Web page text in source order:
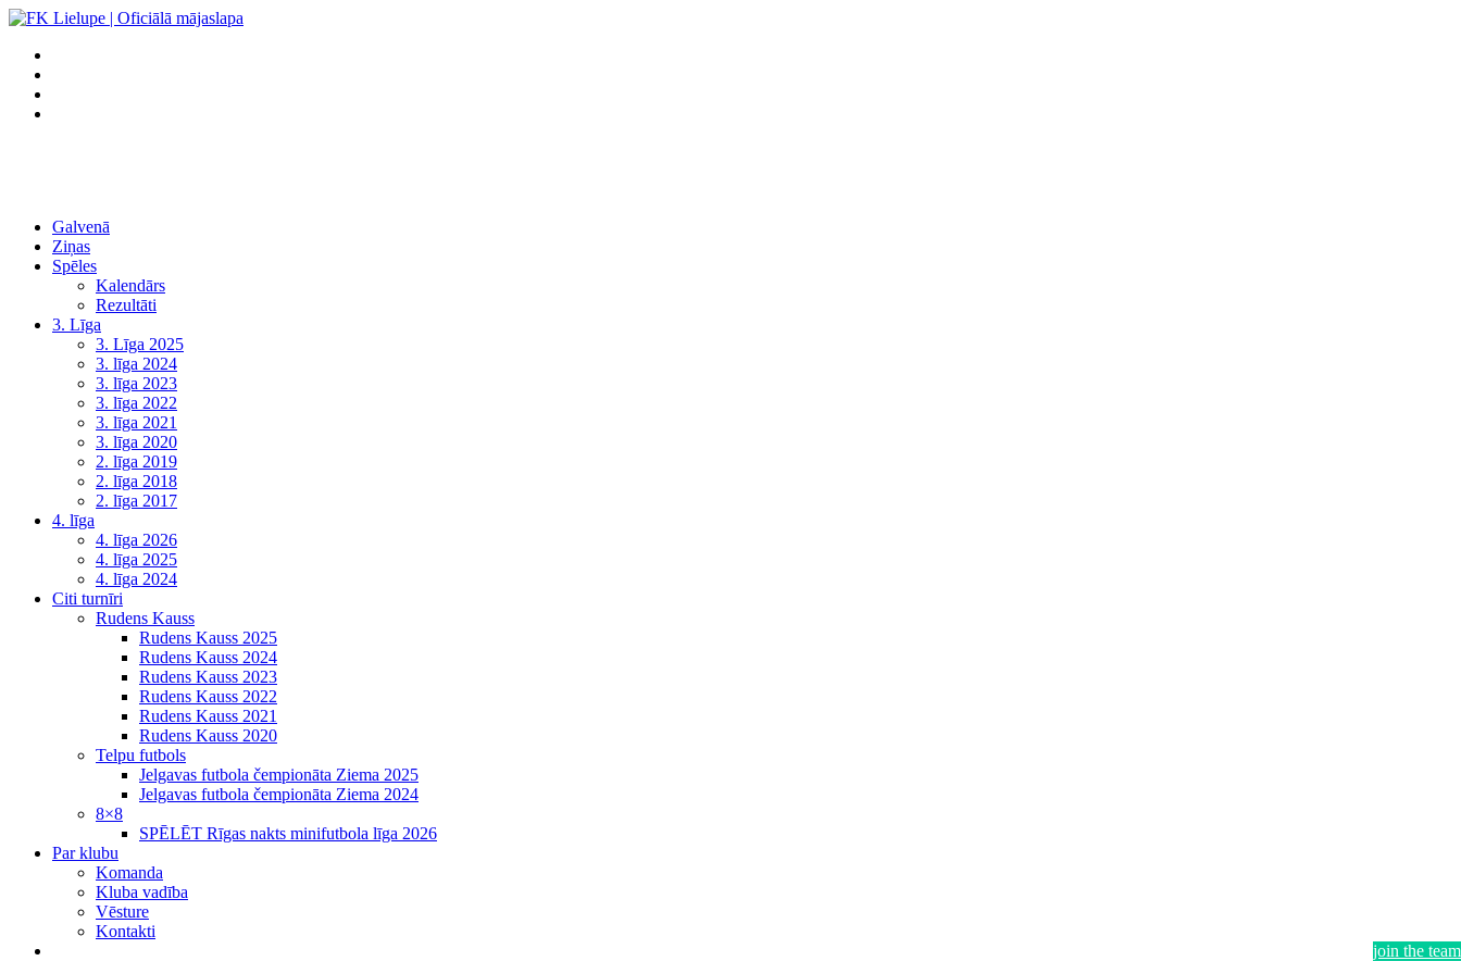
Galvenā
Ziņas
Spēles
Kalendārs
Rezultāti
3. Līga
3. Līga 2025
3. līga 2024
3. līga 2023
3. līga 2022
3. līga 2021
3. līga 2020
2. līga 2019
2. līga 2018
2. līga 2017
4. līga
4. līga 2026
4. līga 2025
4. līga 2024
Citi turnīri
Rudens Kauss
Rudens Kauss 2025
Rudens Kauss 2024
Rudens Kauss 2023
Rudens Kauss 2022
Rudens Kauss 2021
Rudens Kauss 2020
Telpu futbols
Jelgavas futbola čempionāta Ziema 2025
Jelgavas futbola čempionāta Ziema 2024
8×8
SPĒLĒT Rīgas nakts minifutbola līga 2026
Par klubu
Komanda
Kluba vadība
Vēsture
Kontakti
join the team